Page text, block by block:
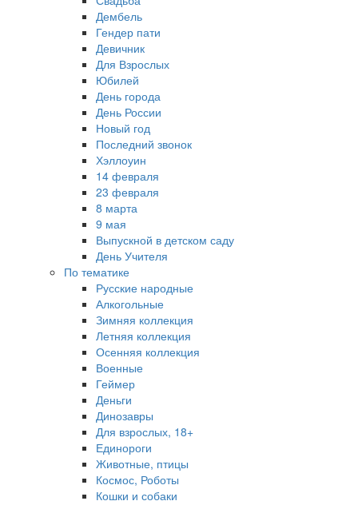
Дембель
Гендер пати
Девичник
Для Взрослых
Юбилей
День города
День России
Новый год
Последний звонок
Хэллоуин
14 февраля
23 февраля
8 марта
9 мая
Выпускной в детском саду
День Учителя
По тематике
Русские народные
Алкогольные
Зимняя коллекция
Летняя коллекция
Осенняя коллекция
Военные
Геймер
Деньги
Динозавры
Для взрослых, 18+
Единороги
Животные, птицы
Космос, Роботы
Кошки и собаки